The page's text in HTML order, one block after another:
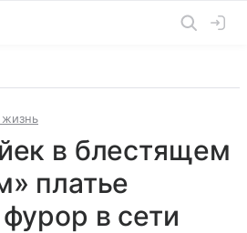
жизнь
в блестящем
платье
в сети